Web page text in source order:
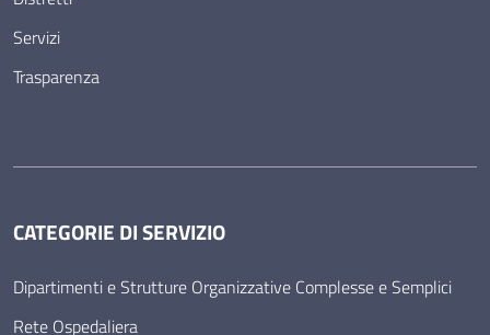
Servizi
Trasparenza
CATEGORIE DI SERVIZIO
Dipartimenti e Strutture Organizzative Complesse e Semplici
Rete Ospedaliera